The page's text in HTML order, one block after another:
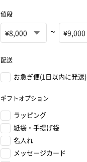
値段
~
配送
お急ぎ便(1日以内に発送)
ギフトオプション
ラッピング
紙袋・手提げ袋
名入れ
メッセージカード